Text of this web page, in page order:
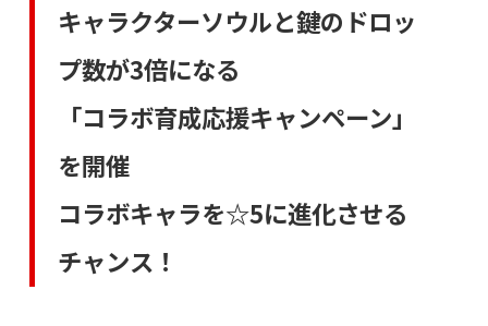
キャラクターソウルと鍵のドロッ
プ数が3倍になる
「コラボ育成応援キャンペーン」
を開催
コラボキャラを☆5に進化させる
チャンス！